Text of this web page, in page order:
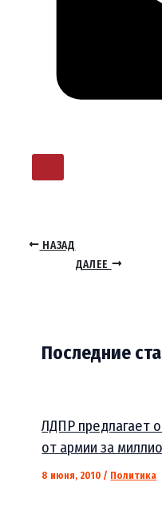
НАЗАД
ДАЛЕЕ
Последние
ЛДПР предлагает
от армии за
8 июня, 2010 / Политика